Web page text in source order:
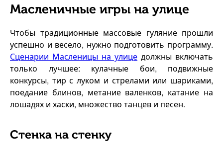
Масленичные игры на улице
Чтобы традиционные массовые гуляние прошли
успешно и весело, нужно подготовить программу.
Сценарии Масленицы на улице должны включать
только лучшее: кулачные бои, подвижные
конкурсы, тир с луком и стрелами или шариками,
поедание блинов, метание валенков, катание на
лошадях и хаски, множество танцев и песен.
Стенка на стенку